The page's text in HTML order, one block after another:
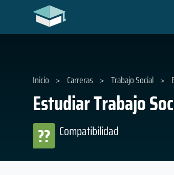
Estudiar Trabajo
Compatibilidad
??
Inicio > Carreras > Trabajo Social >